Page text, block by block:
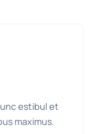
estibul et
maximus.